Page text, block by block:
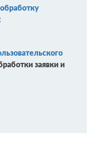
обработку
заявки и